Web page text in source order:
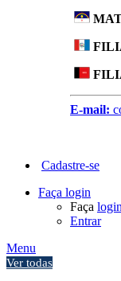
E-mail:
Cadastre-se
Faça login
Faça login
Entrar
Menu
Ver todas